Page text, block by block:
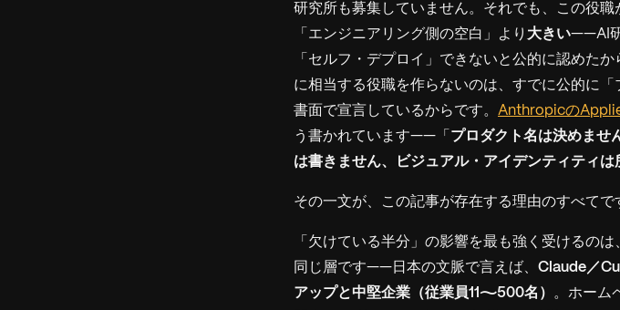
研究所も募集していません。それでも、この役
「エンジニアリング側の空白」より 大きい——AI研
「セルフ・デプロイ」できないと公的に認めた
に相当する役職を作らないのは、すでに公的に
書面で宣言しているからです。 Anthropicの
う書かれています——「 プロダクト名は決めませ
は書きません、ビジュアル・アイデンティティは
その一文が、この記事が存在する理由のすべてで
「欠けている半分」の影響を最も強く受けるの
同じ層です——日本の文脈で言えば、 Claude／
アップと中堅企業（従業員11〜500名）
。ホーム